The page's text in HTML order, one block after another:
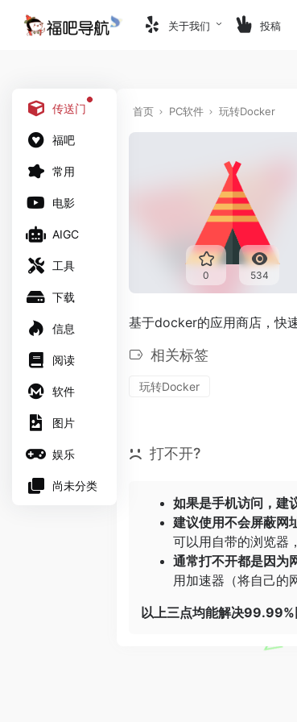
关于我们 投稿
传送门
福吧
常用
电影
AIGC
工具
下载
信息
阅读
软件
图片
娱乐
尚未分类
首页 PC软件 玩转Docker
0 534
基于docker的应用商店，快
相关标签
玩转Docker
打不开?
如果是手机访问，建
建议使用不会屏蔽网
可以用自带的浏览器，
通常打不开都是因为
用加速器（将自己的
以上三点均能解决99.99%